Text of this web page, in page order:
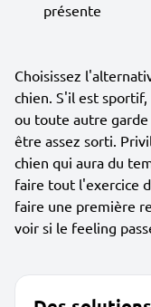
présente
Choisissez
chien. S'il est sportif,
ou toute autre garde
être assez sorti.
chien qui aura du
faire tout l'exercice
faire une première
voir si le feeling